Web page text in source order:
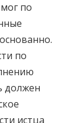
по
по
должен
истца